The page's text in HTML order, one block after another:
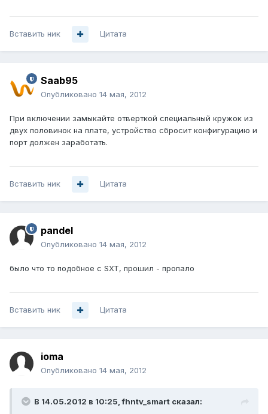
Вставить ник Цитата
Saab95
Опубликовано 14 мая, 2012
При включении замыкайте отверткой специальный кружок из
двух половинок на плате, устройство сбросит конфигурацию и
порт должен заработать.
Вставить ник Цитата
pandel
Опубликовано 14 мая, 2012
было что то подобное с SXT, прошил - пропало
Вставить ник Цитата
ioma
Опубликовано 14 мая, 2012
В 14.05.2012 в 10:25, fhntv_smart сказал: